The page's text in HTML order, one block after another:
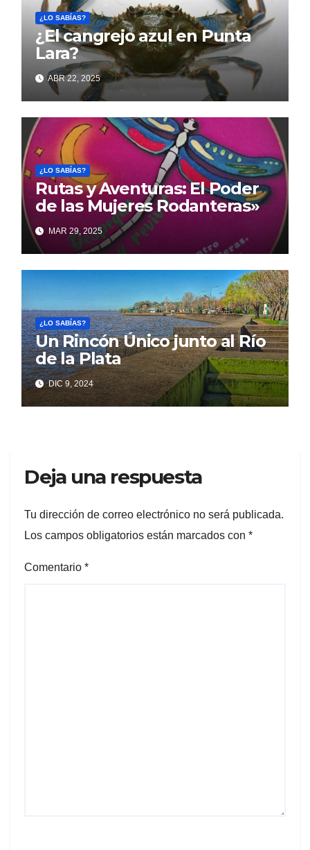
¿LO SABÍAS?
¿El cangrejo azul en Punta
Lara?
ABR 22, 2025
¿LO SABÍAS?
Rutas y Aventuras: El Poder
de las Mujeres Rodanteras»
MAR 29, 2025
¿LO SABÍAS?
Un Rincón Único junto al Río
de la Plata
DIC 9, 2024
Deja una respuesta
Tu dirección de correo electrónico no será publicada.
Los campos obligatorios están marcados con *
Comentario *